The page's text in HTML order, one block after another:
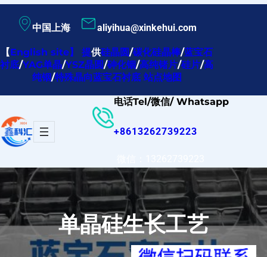
内
容
中国上海 aliyihua@xinkehui.com
【English site】提供硅晶圆/碳化硅晶棒/蓝宝石
衬底/YAG单晶/YSZ晶圆/砷化铟/高纯锗片/硅片/高
纯铟/特殊晶向蓝宝石衬底 站点地图
电话Tel/微信/ Whatsapp
+8613262739223
单晶硅生长工艺